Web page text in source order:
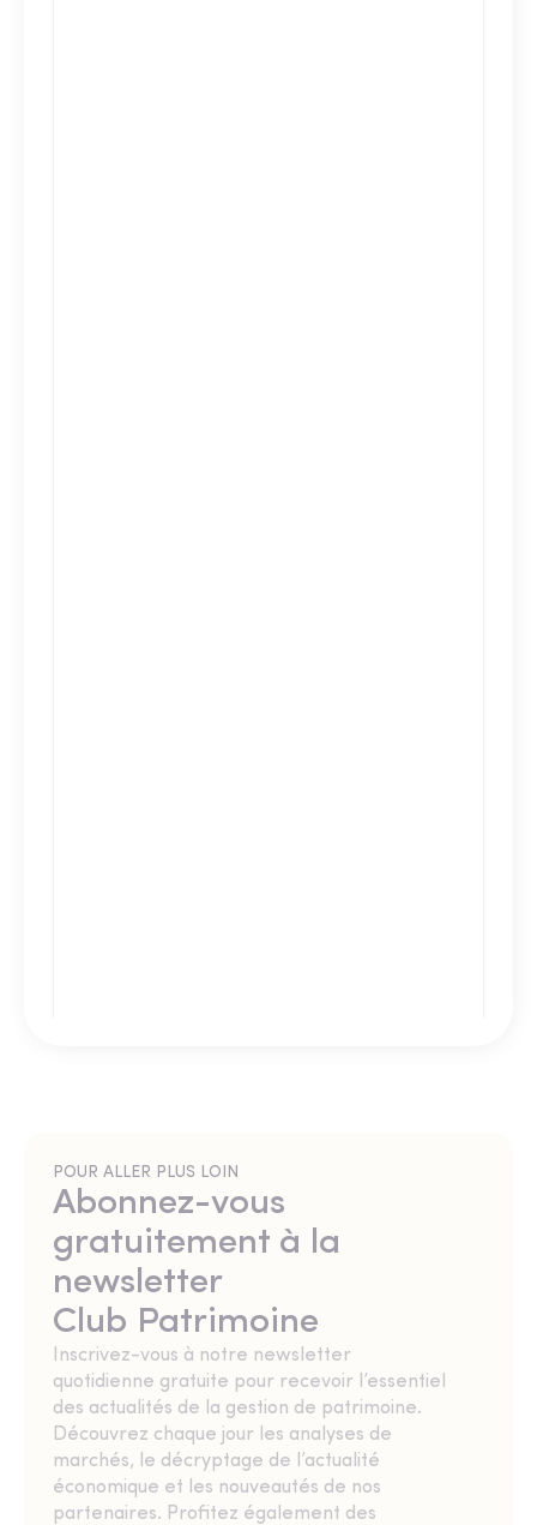
POUR ALLER PLUS LOIN
Abonnez-vous
gratuitement à la
newsletter
Club Patrimoine
Inscrivez-vous à notre newsletter
quotidienne gratuite pour recevoir l’essentiel
des actualités de la gestion de patrimoine.
Découvrez chaque jour les analyses de
marchés, le décryptage de l’actualité
économique et les nouveautés de nos
partenaires. Profitez également des